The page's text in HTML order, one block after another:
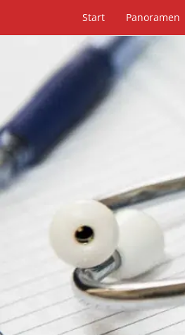
Start Panoramen